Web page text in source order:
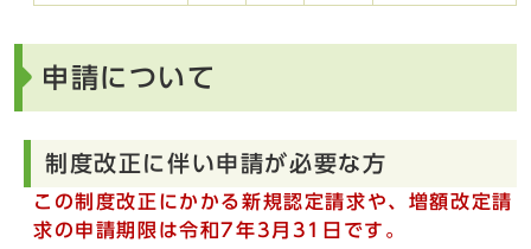
申請について
制度改正に伴い申請が必要な方
この制度改正にかかる新規認定請求や、増額改定請
求の申請期限は令和7年3月31日です。